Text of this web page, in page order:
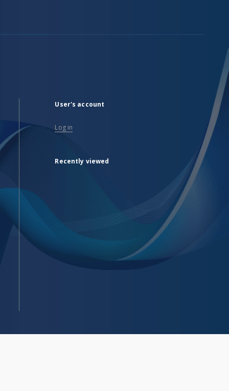
User's account
Log in
Recently viewed